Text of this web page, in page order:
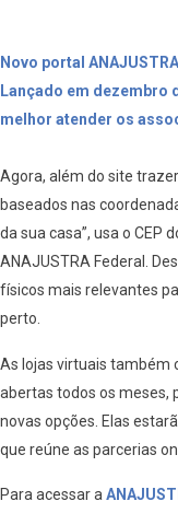
Novo portal
Lançado em dezembro
melhor atender os
Agora, além do site
baseados nas
da sua casa”, usa o CEP
ANAJUSTRA Federal.
físicos mais relevantes
perto.
As lojas virtuais também
abertas todos os meses,
novas opções. Elas
que reúne as parcerias
Para acessar a